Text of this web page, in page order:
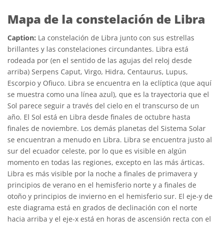
Mapa de la constelación de Libra
Caption: La constelación de Libra junto con sus estrellas
brillantes y las constelaciones circundantes. Libra está
rodeada por (en el sentido de las agujas del reloj desde
arriba) Serpens Caput, Virgo, Hidra, Centaurus, Lupus,
Escorpio y Ofiuco. Libra se encuentra en la eclíptica (que aquí
se muestra como una línea azul), que es la trayectoria que el
Sol parece seguir a través del cielo en el transcurso de un
año. El Sol está en Libra desde finales de octubre hasta
finales de noviembre. Los demás planetas del Sistema Solar
se encuentran a menudo en Libra. Libra se encuentra justo al
sur del ecuador celeste, por lo que es visible en algún
momento en todas las regiones, excepto en las más árticas.
Libra es más visible por la noche a finales de primavera y
principios de verano en el hemisferio norte y a finales de
otoño y principios de invierno en el hemisferio sur. El eje-y de
este diagrama está en grados de declinación con el norte
hacia arriba y el eje-x está en horas de ascensión recta con el